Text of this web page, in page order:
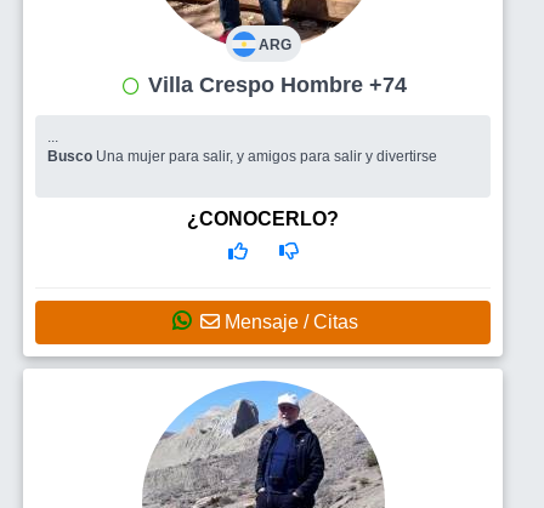
ARG
Villa Crespo Hombre +74
...
Busco Una mujer para salir, y amigos para salir y divertirse
¿CONOCERLO?
Mensaje / Citas